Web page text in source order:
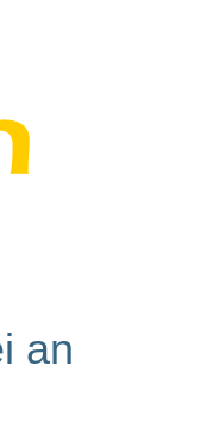
an